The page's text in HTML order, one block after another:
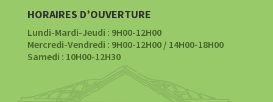
HORAIRES D’OUVERTURE
Lundi-Mardi-Jeudi : 9H00-12H00
Mercredi-Vendredi : 9H00-12H00 / 14H00-18H00
Samedi : 10H00-12H30